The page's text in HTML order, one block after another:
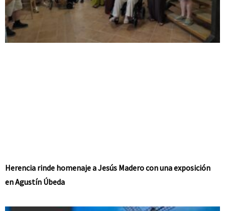
Herencia rinde homenaje a Jesús Madero con una exposición
en Agustín Úbeda